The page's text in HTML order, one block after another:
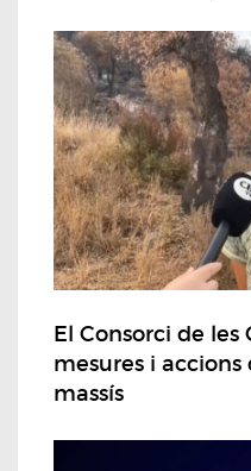
El Consorci de les
mesures i
massís